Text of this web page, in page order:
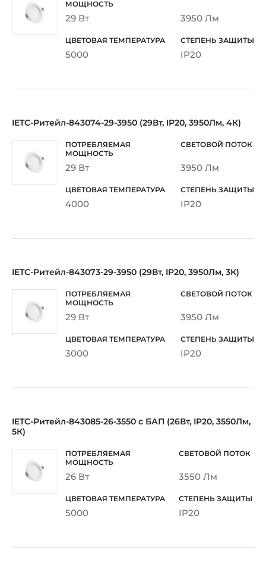
29 Вт 3950 Лм
5000 IP20
IETC-Ритейл-843074-29-3950 (29Вт, IP20, 3950Лм, 4К)
29 Вт 3950 Лм
4000 IP20
IETC-Ритейл-843073-29-3950 (29Вт, IP20, 3950Лм, 3К)
29 Вт 3950 Лм
3000 IP20
IETC-Ритейл-843085-26-3550 с БАП (26Вт, IP20, 3550Лм,
5К)
26 Вт 3550 Лм
5000 IP20